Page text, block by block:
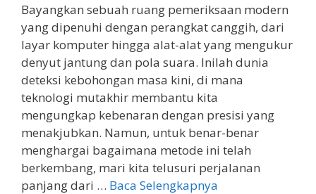
Bayangkan sebuah ruang pemeriksaan modern
yang dipenuhi dengan perangkat canggih, dari
layar komputer hingga alat-alat yang mengukur
denyut jantung dan pola suara. Inilah dunia
deteksi kebohongan masa kini, di mana
teknologi mutakhir membantu kita
mengungkap kebenaran dengan presisi yang
menakjubkan. Namun, untuk benar-benar
menghargai bagaimana metode ini telah
berkembang, mari kita telusuri perjalanan
panjang dari … Baca Selengkapnya